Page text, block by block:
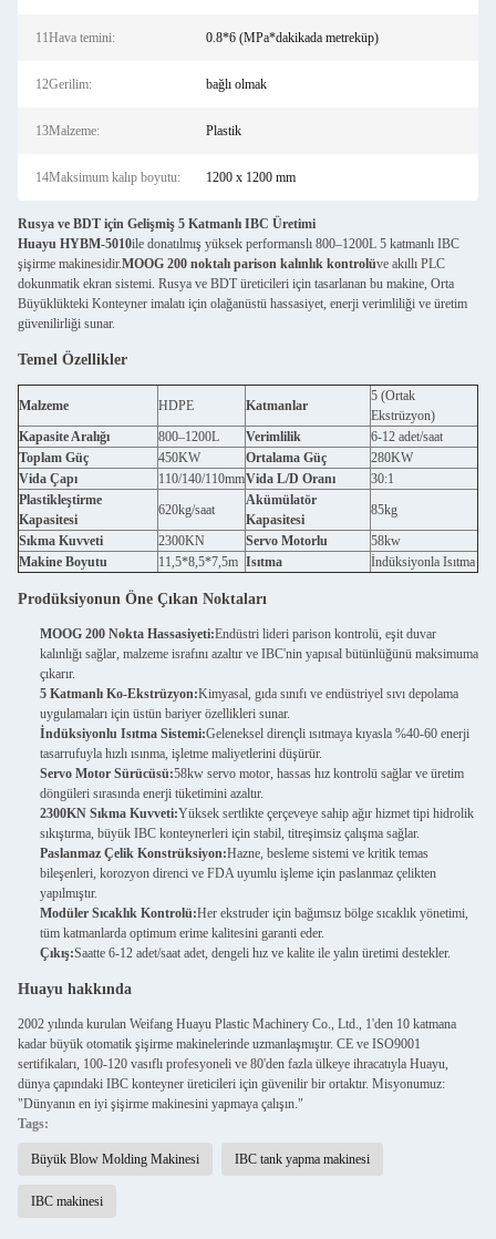
11Hava temini: 0.8*6 (MPa*dakikada metreküp)
12Gerilim: bağlı olmak
13Malzeme: Plastik
14Maksimum kalıp boyutu: 1200 x 1200 mm
Rusya ve BDT için Gelişmiş 5 Katmanlı IBC Üretimi
Huayu HYBM-5010ile donatılmış yüksek performanslı 800–1200L 5 katmanlı IBC
şişirme makinesidir.MOOG 200 noktalı parison kalınlık kontrolüve akıllı PLC
dokunmatik ekran sistemi. Rusya ve BDT üreticileri için tasarlanan bu makine, Orta
Büyüklükteki Konteyner imalatı için olağanüstü hassasiyet, enerji verimliliği ve üretim
güvenilirliği sunar.
Temel Özellikler
Malzeme HDPE Katmanlar
5 (Ortak
Ekstrüzyon)
Kapasite Aralığı
800–1200L Verimlilik
6-12 adet/saat
Toplam Güç
450KW Ortalama Güç
280KW
Vida Çapı
110/140/110mmVida L/D Oranı
30:1
Plastikleştirme
Kapasitesi
620kg/saat
Akümülatör
Kapasitesi
85kg
Sıkma Kuvveti
2300KN Servo Motorlu
58kw
Makine Boyutu
11,5*8,5*7,5m Isıtma İndüksiyonla Isıtma
Prodüksiyonun Öne Çıkan Noktaları
MOOG 200 Nokta Hassasiyeti:Endüstri lideri parison kontrolü, eşit duvar
kalınlığı sağlar, malzeme israfını azaltır ve IBC'nin yapısal bütünlüğünü maksimuma
çıkarır.
5 Katmanlı Ko-Ekstrüzyon:Kimyasal, gıda sınıfı ve endüstriyel sıvı depolama
uygulamaları için üstün bariyer özellikleri sunar.
İndüksiyonlu Isıtma Sistemi:Geleneksel dirençli ısıtmaya kıyasla %40-60 enerji
tasarrufuyla hızlı ısınma, işletme maliyetlerini düşürür.
Servo Motor Sürücüsü:58kw servo motor, hassas hız kontrolü sağlar ve üretim
döngüleri sırasında enerji tüketimini azaltır.
2300KN Sıkma Kuvveti:Yüksek sertlikte çerçeveye sahip ağır hizmet tipi hidrolik
sıkıştırma, büyük IBC konteynerleri için stabil, titreşimsiz çalışma sağlar.
Paslanmaz Çelik Konstrüksiyon:Hazne, besleme sistemi ve kritik temas
bileşenleri, korozyon direnci ve FDA uyumlu işleme için paslanmaz çelikten
yapılmıştır.
Modüler Sıcaklık Kontrolü:Her ekstruder için bağımsız bölge sıcaklık yönetimi,
tüm katmanlarda optimum erime kalitesini garanti eder.
Çıkış:Saatte 6-12 adet/saat adet, dengeli hız ve kalite ile yalın üretimi destekler.
Huayu hakkında
2002 yılında kurulan Weifang Huayu Plastic Machinery Co., Ltd., 1'den 10 katmana
kadar büyük otomatik şişirme makinelerinde uzmanlaşmıştır. CE ve ISO9001
sertifikaları, 100-120 vasıflı profesyoneli ve 80'den fazla ülkeye ihracatıyla Huayu,
dünya çapındaki IBC konteyner üreticileri için güvenilir bir ortaktır. Misyonumuz:
"Dünyanın en iyi şişirme makinesini yapmaya çalışın."
Tags:
Büyük Blow Molding Makinesi IBC tank yapma makinesi
IBC makinesi